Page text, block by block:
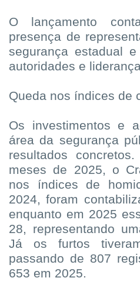
O lançamento
presença de
segurança estadual
autoridades e
Queda nos índices de
Os investimentos e
área da segurança
resultados
meses de 2025, o
nos índices de
2024, foram
enquanto em 2025
28, representando
Já os furtos
passando de 807
653 em 2025.